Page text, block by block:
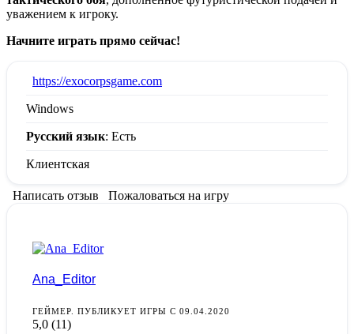
уважением к игроку.
Начните играть прямо сейчас!
https://exocorpsgame.com
Windows
Русский язык: Есть
Клиентская
Написать отзыв Пожаловаться на игру
Ana_Editor
ГЕЙМЕР. ПУБЛИКУЕТ ИГРЫ С 09.04.2020
5,0 (11)